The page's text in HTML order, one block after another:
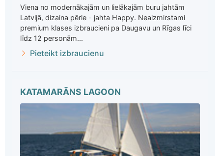
Viena no modernākajām un lielākajām buru jahtām
Latvijā, dizaina pērle - jahta Happy. Neaizmirstami
premium klases izbraucieni pa Daugavu un Rīgas līci
līdz 12 personām...
Pieteikt izbraucienu
KATAMARĀNS LAGOON